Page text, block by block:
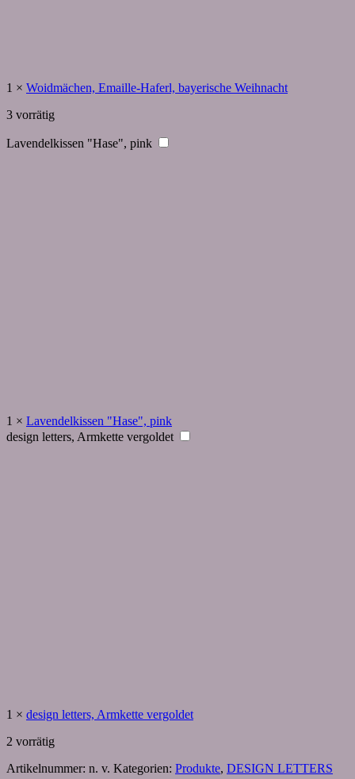
1 × Woidmächen, Emaille-Haferl, bayerische Weihnacht
3 vorrätig
Lavendelkissen "Hase", pink
1 × Lavendelkissen "Hase", pink
design letters, Armkette vergoldet
1 × design letters, Armkette vergoldet
2 vorrätig
Artikelnummer: n. v. Kategorien: Produkte, DESIGN LETTERS